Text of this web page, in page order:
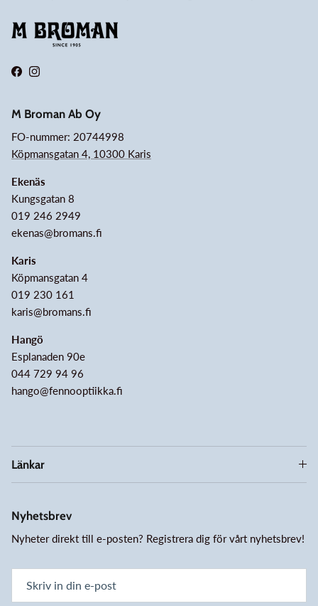
FacebookInstagram
M Broman Ab Oy
FO-nummer: 20744998
Köpmansgatan 4, 10300 Karis
Ekenäs
Kungsgatan 8
019 246 2949
ekenas@bromans.fi
Karis
Köpmansgatan 4
019 230 161
karis@bromans.fi
Hangö
Esplanaden 90e
044 729 94 96
hango@fennooptiikka.fi
Länkar
Nyhetsbrev
Nyheter direkt till e-posten? Registrera dig för vårt nyhetsbrev!